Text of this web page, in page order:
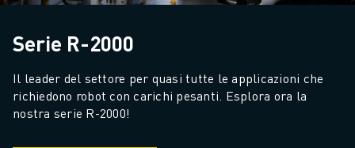
Serie R-2000
Il leader del settore per quasi tutte le applicazioni che
richiedono robot con carichi pesanti. Esplora ora la
nostra serie R-2000!